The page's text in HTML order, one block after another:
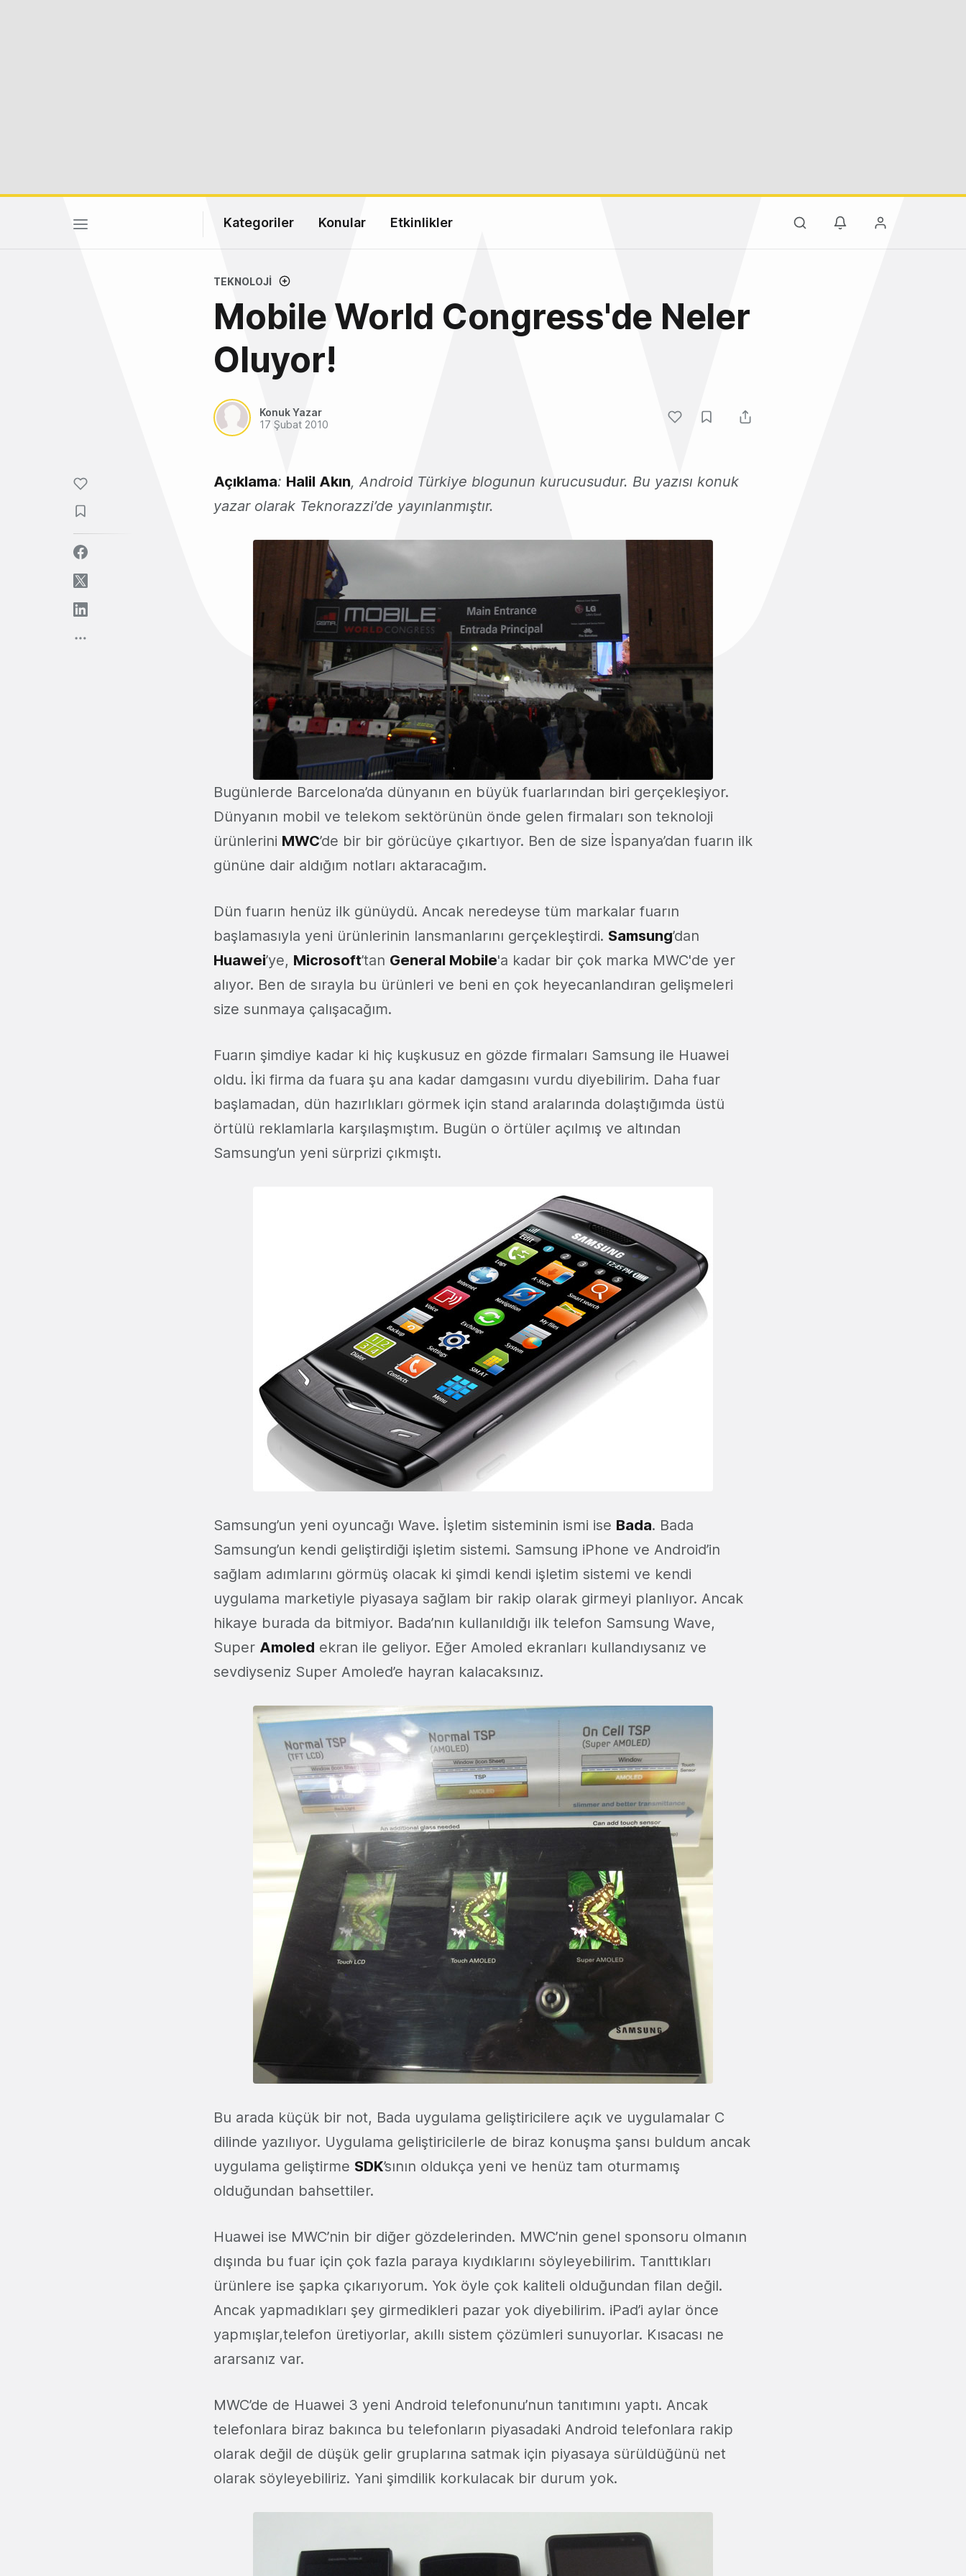
Kategoriler Konular Etkinlikler
TEKNOLOJI
Mobile World Congress'de Neler
Oluyor!
Konuk Yazar
17 Şubat 2010
Açıklama: Halil Akın, Android Türkiye blogunun kurucusudur. Bu yazısı konuk
yazar olarak Teknorazzi’de yayınlanmıştır.
Bugünlerde Barcelona’da dünyanın en büyük fuarlarından biri gerçekleşiyor.
Dünyanın mobil ve telekom sektörünün önde gelen firmaları son teknoloji
ürünlerini MWC’de bir bir görücüye çıkartıyor. Ben de size İspanya’dan fuarın ilk
gününe dair aldığım notları aktaracağım.
Dün fuarın henüz ilk günüydü. Ancak neredeyse tüm markalar fuarın
başlamasıyla yeni ürünlerinin lansmanlarını gerçekleştirdi. Samsung’dan
Huawei’ye, Microsoft’tan General Mobile'a kadar bir çok marka MWC'de yer
alıyor. Ben de sırayla bu ürünleri ve beni en çok heyecanlandıran gelişmeleri
size sunmaya çalışacağım.
Fuarın şimdiye kadar ki hiç kuşkusuz en gözde firmaları Samsung ile Huawei
oldu. İki firma da fuara şu ana kadar damgasını vurdu diyebilirim. Daha fuar
başlamadan, dün hazırlıkları görmek için stand aralarında dolaştığımda üstü
örtülü reklamlarla karşılaşmıştım. Bugün o örtüler açılmış ve altından
Samsung’un yeni sürprizi çıkmıştı.
Samsung’un yeni oyuncağı Wave. İşletim sisteminin ismi ise Bada. Bada
Samsung’un kendi geliştirdiği işletim sistemi. Samsung iPhone ve Android’in
sağlam adımlarını görmüş olacak ki şimdi kendi işletim sistemi ve kendi
uygulama marketiyle piyasaya sağlam bir rakip olarak girmeyi planlıyor. Ancak
hikaye burada da bitmiyor. Bada’nın kullanıldığı ilk telefon Samsung Wave,
Super Amoled ekran ile geliyor. Eğer Amoled ekranları kullandıysanız ve
sevdiyseniz Super Amoled’e hayran kalacaksınız.
Bu arada küçük bir not, Bada uygulama geliştiricilere açık ve uygulamalar C
dilinde yazılıyor. Uygulama geliştiricilerle de biraz konuşma şansı buldum ancak
uygulama geliştirme SDK’sının oldukça yeni ve henüz tam oturmamış
olduğundan bahsettiler.
Huawei ise MWC’nin bir diğer gözdelerinden. MWC’nin genel sponsoru olmanın
dışında bu fuar için çok fazla paraya kıydıklarını söyleyebilirim. Tanıttıkları
ürünlere ise şapka çıkarıyorum. Yok öyle çok kaliteli olduğundan filan değil.
Ancak yapmadıkları şey girmedikleri pazar yok diyebilirim. iPad’i aylar önce
yapmışlar,telefon üretiyorlar, akıllı sistem çözümleri sunuyorlar. Kısacası ne
ararsanız var.
MWC’de de Huawei 3 yeni Android telefonunu’nun tanıtımını yaptı. Ancak
telefonlara biraz bakınca bu telefonların piyasadaki Android telefonlara rakip
olarak değil de düşük gelir gruplarına satmak için piyasaya sürüldüğünü net
olarak söyleyebiliriz. Yani şimdilik korkulacak bir durum yok.